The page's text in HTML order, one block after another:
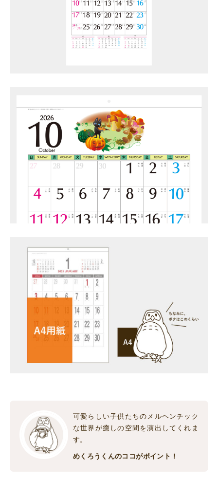
可愛らしい子供たちのメルヘンチック
な世界が癒しの空間を演出してくれま
す。
めくろうくんのココがポイント！